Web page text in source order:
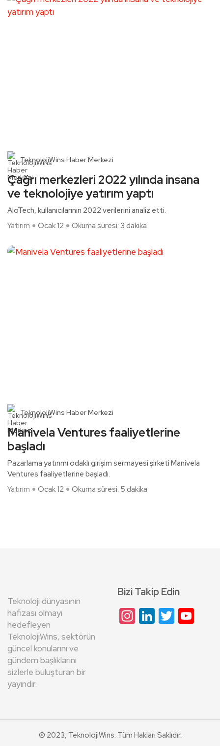
TeknolojiWins Haber Merkezi
Çağrı merkezleri 2022 yılında insana
ve teknolojiye yatırım yaptı
AloTech, kullanıcılarının 2022 verilerini analiz etti.
Yatırım
Ocak 12 Okuma süresi: 3 dakika
TeknolojiWins Haber Merkezi
Manivela Ventures faaliyetlerine
başladı
Pazarlama yatırımı odaklı girişim sermayesi şirketi Manivela
Ventures faaliyetlerine başladı.
Yatırım
Ocak 12 Okuma süresi: 5 dakika
Teknoloji dünyasının
hafızası olmayı
hedefleyen
TeknolojiWins, sektörün
güncel konularını ve
gündem başlıklarını
sizlerle buluşturan bir
yayındır.
Bizi Takip Edin
Instagram
LinkedIn
© 2023, TeknolojiWins. Tüm Hakları Saklıdır.